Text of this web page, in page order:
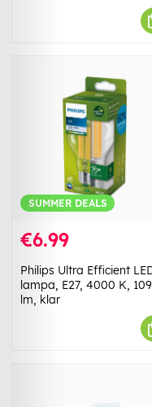
SUMMER DEALS
€6.99
Philips Ultra Efficient
lampa, E27, 4000 K,
lm, klar